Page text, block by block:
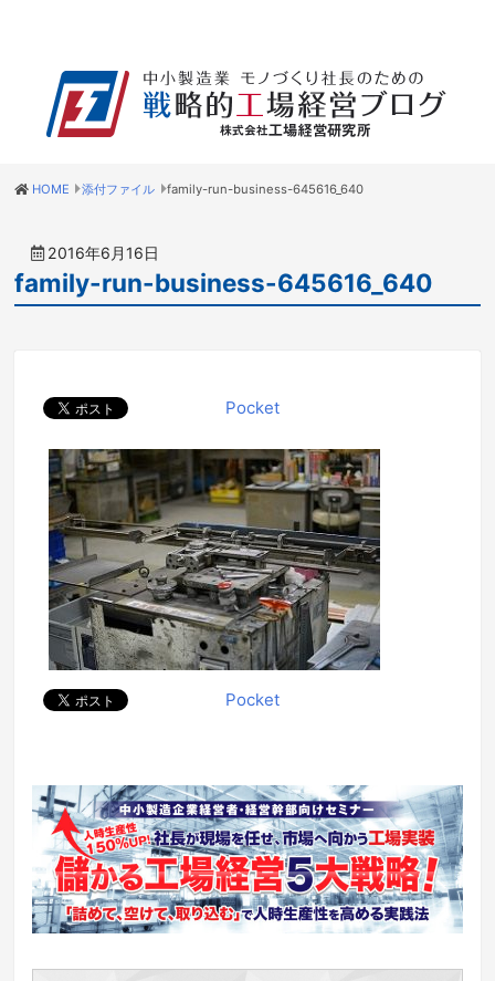
HOME 添付ファイル family-run-business-645616_640
2016年6月16日
family-run-business-645616_640
Pocket
Pocket